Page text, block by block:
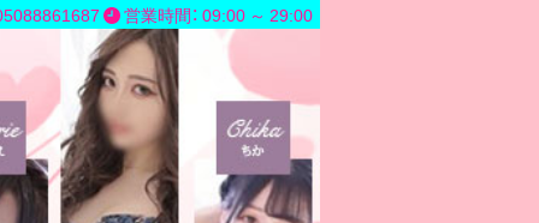
営業時間： 09:00 ～ 29:00